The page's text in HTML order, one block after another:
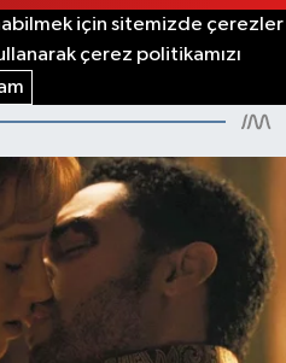
için sitemizde çerezler
çerez politikamızı